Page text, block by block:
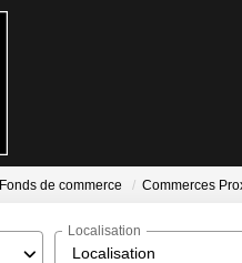
Fonds de commerce Commerces
Localisation
Localisation